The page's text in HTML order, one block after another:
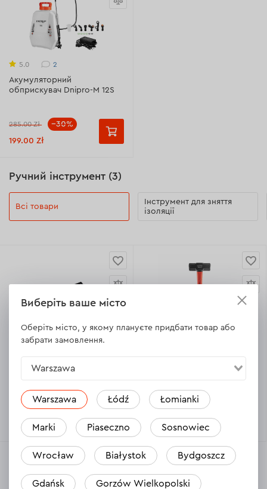
5.0 2
Акумуляторний
обприскувач Dnipro-M 12S
199.00 Zł
285.00 Zł --30%
Ручний інструмент (3)
Всі товари
Інструмент для зняття
ізоляції
Ручний плиткоріз Dnipro-M
TC-1200
585.00 Zł
689.00 Zł --15%
Кувалда Dnipro-M Ultra 1800
49.00 Zł
75.90 Zł --35%
Показати більше
Виберіть ваше місто
Оберіть місто, у якому плануєте придбати товар або
забрати замовлення.
Warszawa
Warszawa Łódź Łomianki
Marki Piaseczno Sosnowiec
Wrocław Białystok Bydgoszcz
Gdańsk Gorzów Wielkopolski